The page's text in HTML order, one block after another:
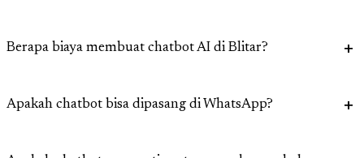
Berapa biaya membuat chatbot AI di Blitar?
Apakah chatbot bisa dipasang di WhatsApp?